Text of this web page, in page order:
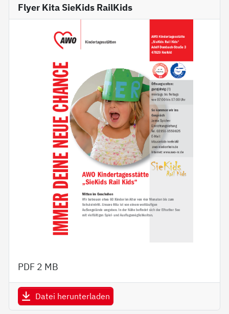
Flyer Kita SieKids RailKids
PDF 2 MB
Datei herunterladen